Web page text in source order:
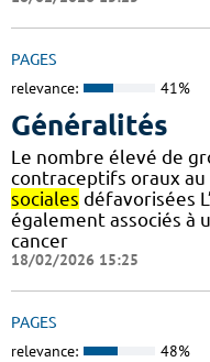
PAGES
relevance: 41%
Généralités
Le nombre élevé de
contraceptifs oraux au
sociales défavorisées
également associés à
cancer
18/02/2026 15:25
PAGES
relevance: 48%